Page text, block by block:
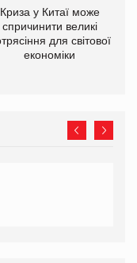
Криза у Китаї може
спричинити великі
для світової
економіки